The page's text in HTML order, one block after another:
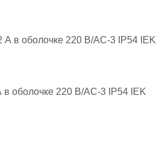
оболочке 220 В/АС-3 IP54 IEK